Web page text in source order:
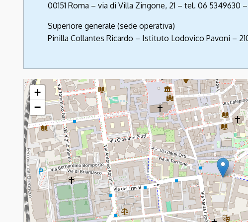
00151 Roma – via di Villa Zingone, 21 – tel. 06 5349630
Superiore generale (sede operativa)
Pinilla Collantes Ricardo – Istituto Lodovico Pavoni –
Pavoniani - Artigianelli
+
−